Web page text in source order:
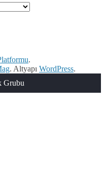
.
. Altyapı WordPress.
Grubu